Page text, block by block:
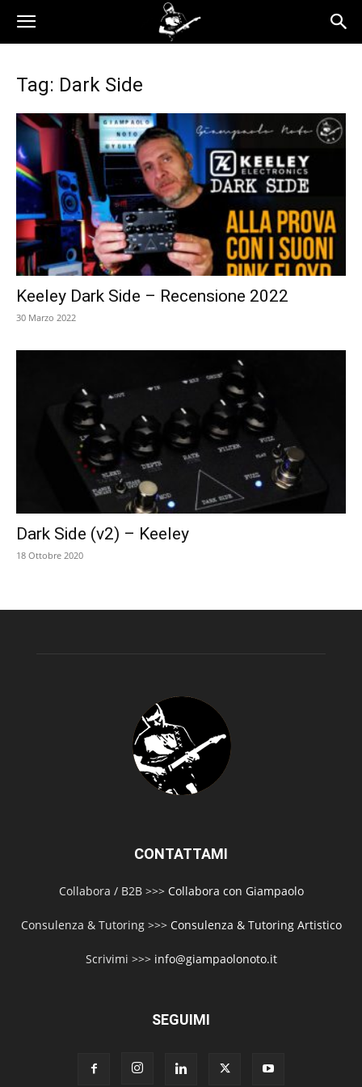
Tag: Dark Side
Keeley Dark Side – Recensione 2022
30 Marzo 2022
Dark Side (v2) – Keeley
18 Ottobre 2020
CONTATTAMI
Collabora / B2B >>> Collabora con Giampaolo
Consulenza & Tutoring >>> Consulenza & Tutoring Artistico
Scrivimi >>> info@giampaolonoto.it
SEGUIMI